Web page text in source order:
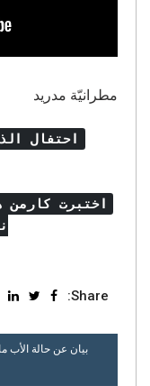
مطرانيّة مدريد
احتفال
اختبرت كارمن
Share:
تصفّح